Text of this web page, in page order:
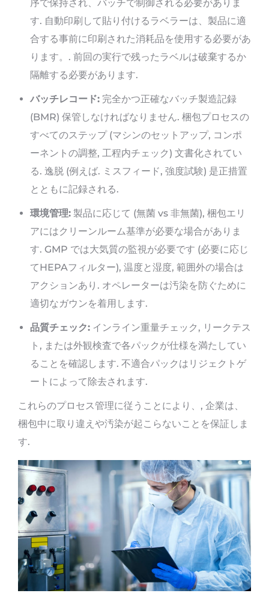
序で保持され、バッチで制御される必要がありま
す. 自動印刷して貼り付けるラベラーは、製品に適
合する事前に印刷された消耗品を使用する必要があ
ります。. 前回の実行で残ったラベルは破棄するか
隔離する必要があります.
バッチレコード: 完全かつ正確なバッチ製造記録
(BMR) 保管しなければなりません. 梱包プロセスの
すべてのステップ (マシンのセットアップ, コンポ
ーネントの調整, 工程内チェック) 文書化されてい
る. 逸脱 (例えば. ミスフィード, 強度試験) 是正措置
とともに記録される.
環境管理: 製品に応じて (無菌 vs 非無菌), 梱包エリ
アにはクリーンルーム基準が必要な場合がありま
す. GMP では大気質の監視が必要です (必要に応じ
てHEPAフィルター), 温度と湿度, 範囲外の場合は
アクションあり. オペレーターは汚染を防ぐために
適切なガウンを着用します.
品質チェック: インライン重量チェック, リークテス
ト, または外観検査で各パックが仕様を満たしてい
ることを確認します. 不適合パックはリジェクトゲ
ートによって除去されます.
これらのプロセス管理に従うことにより、, 企業は、
梱包中に取り違えや汚染が起こらないことを保証しま
す.